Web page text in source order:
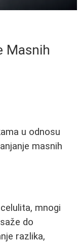
Masnih
u odnosu
masnih
mnogi
do
razlika,